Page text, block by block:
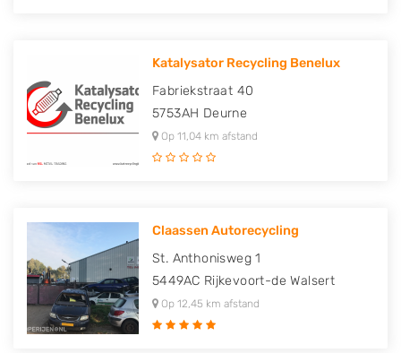
Katalysator Recycling Benelux
Fabriekstraat 40
5753AH Deurne
Op 11,04 km afstand
Claassen Autorecycling
St. Anthonisweg 1
5449AC Rijkevoort-de Walsert
Op 12,45 km afstand